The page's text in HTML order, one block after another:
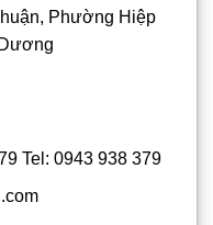
Phường Hiệp
Tel: 0943 938 379